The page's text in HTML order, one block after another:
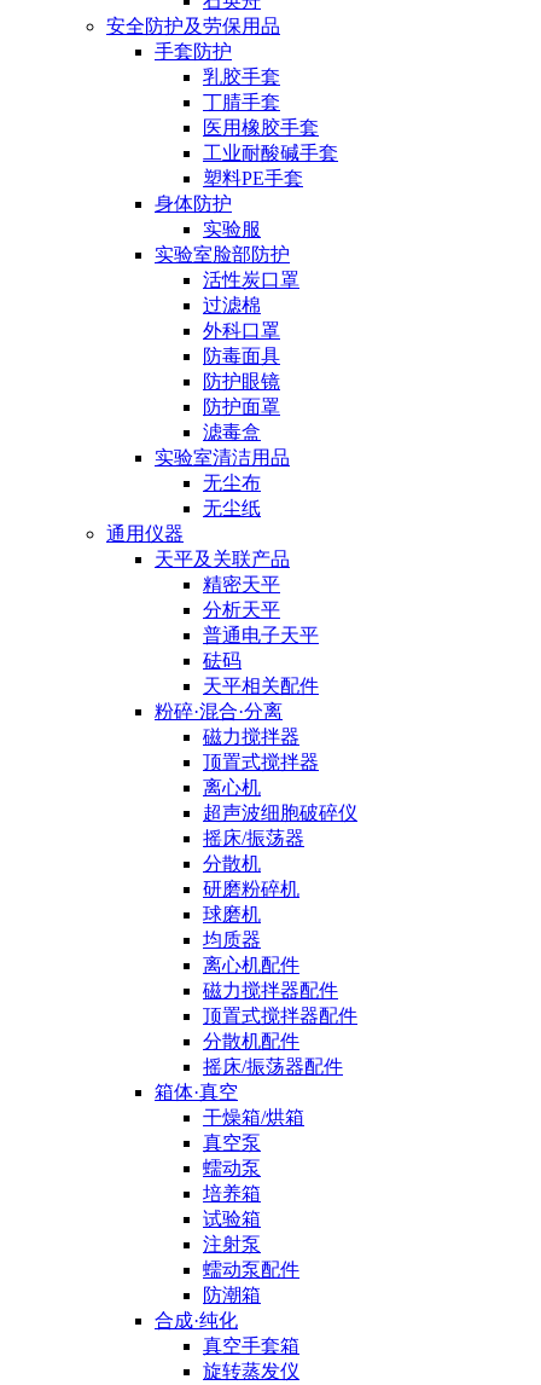
安全防护及劳保用品
手套防护
乳胶手套
丁腈手套
医用橡胶手套
工业耐酸碱手套
塑料PE手套
身体防护
实验服
实验室脸部防护
活性炭口罩
过滤棉
外科口罩
防毒面具
防护眼镜
防护面罩
滤毒盒
实验室清洁用品
无尘布
无尘纸
通用仪器
天平及关联产品
精密天平
分析天平
普通电子天平
砝码
天平相关配件
粉碎·混合·分离
磁力搅拌器
顶置式搅拌器
离心机
超声波细胞破碎仪
摇床/振荡器
分散机
研磨粉碎机
球磨机
均质器
离心机配件
磁力搅拌器配件
顶置式搅拌器配件
分散机配件
摇床/振荡器配件
箱体·真空
干燥箱/烘箱
真空泵
蠕动泵
培养箱
试验箱
注射泵
蠕动泵配件
防潮箱
合成·纯化
真空手套箱
旋转蒸发仪